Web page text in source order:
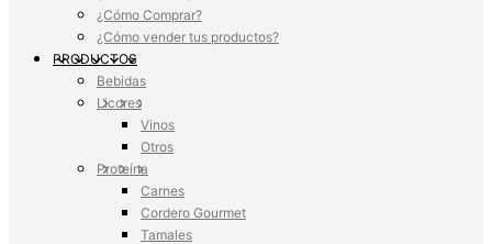
¿Cómo Comprar?
¿Cómo vender tus productos?
PRODUCTOS
Bebidas
Licores
Vinos
Otros
Proteína
Carnes
Cordero Gourmet
Tamales